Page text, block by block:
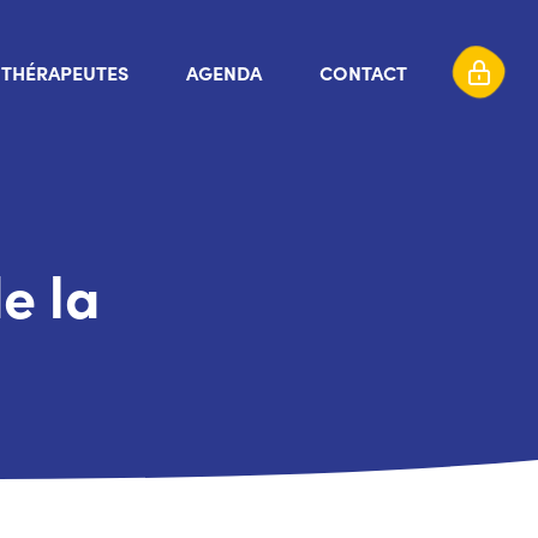
THÉRAPEUTES AGENDA CONTACT
la